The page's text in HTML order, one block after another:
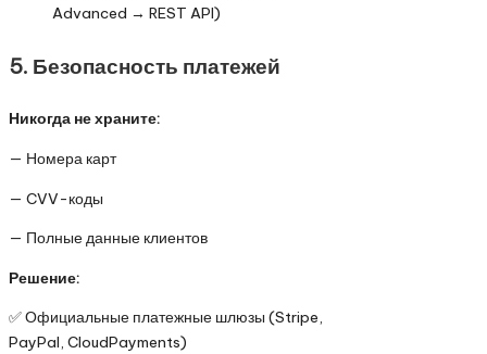
Advanced → REST API)
5. Безопасность платежей
Никогда не храните:
— Номера карт
— CVV-коды
— Полные данные клиентов
Решение:
✅ Официальные платежные шлюзы (Stripe,
PayPal, CloudPayments)